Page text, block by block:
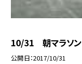
10/31 朝マラソン
公開日 2017/10/31